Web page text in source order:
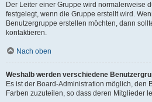
Der Leiter einer Gruppe wird normalerweise
festgelegt, wenn die Gruppe erstellt wird.
Benutzergruppe erstellen möchten, dann
kontaktieren.
Nach oben
Weshalb werden verschiedene
Es ist der Board-Administration möglich, den
Farben zuzuteilen, so dass deren Mitglieder